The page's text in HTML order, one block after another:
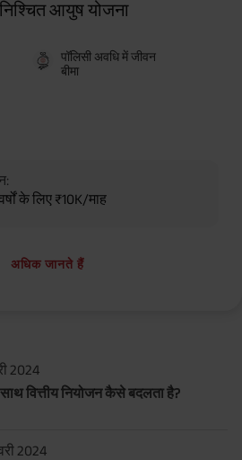
आयुष योजना
पॉलिसी अवधि में जीवन
बीमा
के लिए ₹10K/माह
अधिक जानते हैं
2024
वित्तीय नियोजन कैसे बदलता है?
2024